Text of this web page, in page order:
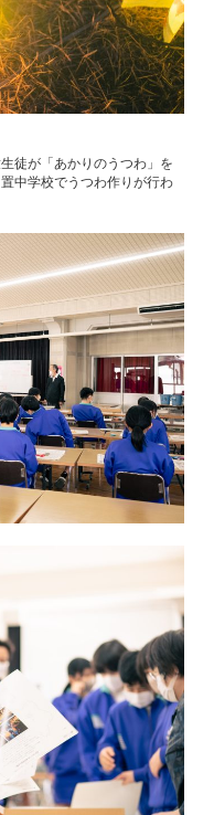
徒が「あかりのうつわ」を
中学校でうつわ作りが行わ